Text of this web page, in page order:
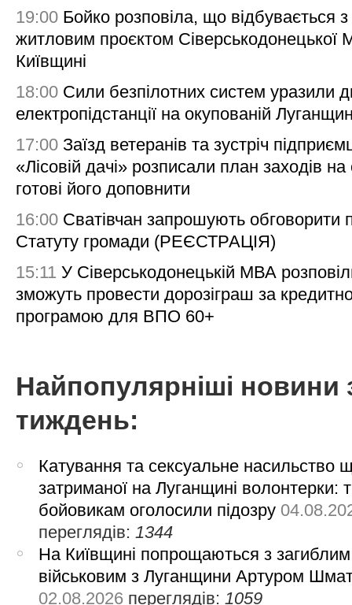
19:00 Бойко розповіла, що відбувається з
житловим проєктом Сіверськодонецької
Київщині
18:00 Сили безпілотних систем уразили
електропідстанції на окупованій
17:00 Заїзд ветеранів та зустріч
«Лісовій дачі» розписали план заходів на
готові його доповнити
16:00 Сватівчан запрошують обговорити
Статуту громади (РЕЄСТРАЦІЯ)
15:11 У Сіверськодонецькій МВА
зможуть провести дорозіграш за
програмою для ВПО 60+
Найпопулярніші новини
тиждень:
Катування та сексуальне насильство
затриманої на Луганщині волонтерки:
бойовикам оголосили підозру
переглядів: 1344
На Київщині попрощаються з загиблим
військовим з Луганщини Артуром
02.08.2026 переглядів: 1059